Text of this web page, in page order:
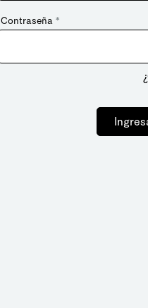
Contraseña *